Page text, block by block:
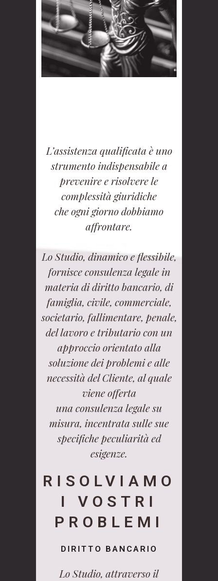
L’assistenza qualificata è uno
strumento indispensabile a
prevenire e risolvere le
complessità giuridiche
che ogni giorno dobbiamo
affrontare.
Lo Studio, dinamico e flessibile,
fornisce consulenza legale in
materia di diritto bancario, di
famiglia, civile, commerciale,
societario, fallimentare, penale,
del lavoro e tributario con un
approccio orientato alla
soluzione dei problemi e alle
necessità del Cliente, al quale
viene offerta
una consulenza legale su
misura, incentrata sulle sue
specifiche peculiarità ed
esigenze.
RISOLVIAMO
I VOSTRI
PROBLEMI
DIRITTO BANCARIO
Lo Studio, attraverso il